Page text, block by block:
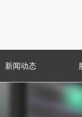
新闻动态